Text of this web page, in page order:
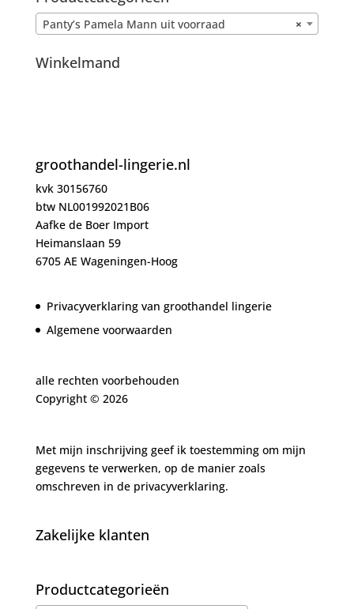
×
Panty’s Pamela Mann uit voorraad
Winkelmand
groothandel-lingerie.nl
kvk 30156760
btw NL001992021B06
Aafke de Boer Import
Heimanslaan 59
6705 AE Wageningen-Hoog
Privacyverklaring van groothandel lingerie
Algemene voorwaarden
alle rechten voorbehouden
Copyright © 2026
Met mijn inschrijving geef ik toestemming om mijn
gegevens te verwerken, op de manier zoals
omschreven in de privacyverklaring.
Zakelijke klanten
Productcategorieën